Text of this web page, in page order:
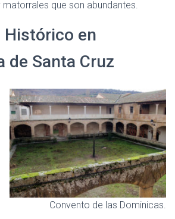
que son abundantes.
en
de Santa Cruz
Convento de las Dominicas.